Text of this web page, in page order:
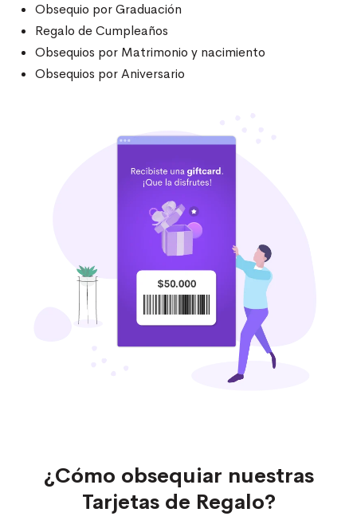
Obsequio por Graduación
Regalo de Cumpleaños
Obsequios por Matrimonio y nacimiento
Obsequios por Aniversario
¿Cómo obsequiar nuestras
Tarjetas de Regalo?